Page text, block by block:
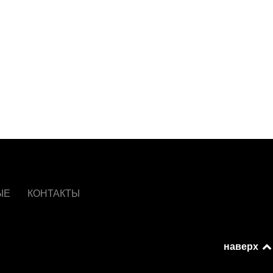
КОНТАКТЫ
наверх